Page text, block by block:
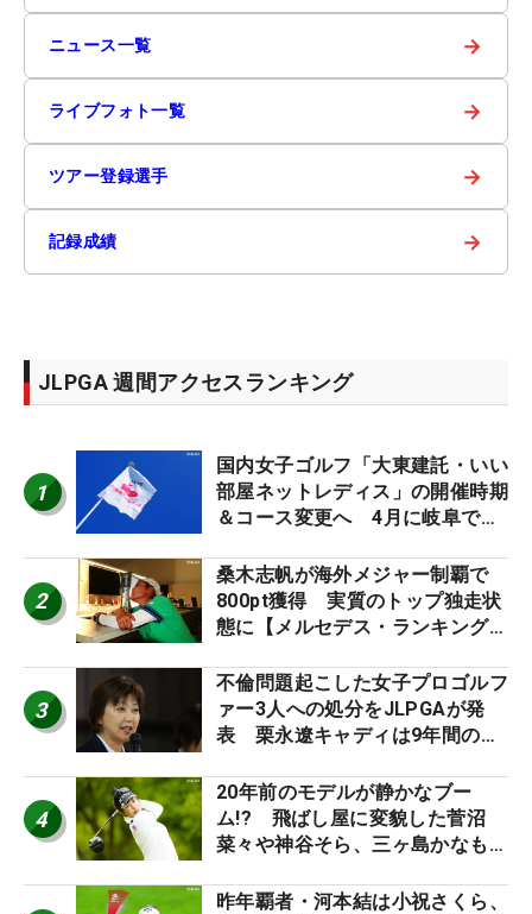
ニュース一覧 →
ライブフォト一覧 →
ツアー登録選手 →
記録成績 →
JLPGA 週間アクセスランキング
1
国内女子ゴルフ「大東建託・いい
部屋ネットレディス」の開催時期
＆コース変更へ 4月に岐阜で開
2
桑木志帆が海外メジャー制覇で
800pt獲得 実質のトップ独走状
態に【メルセデス・ランキング番
3
不倫問題起こした女子プロゴルフ
ァー3人への処分をJLPGAが発
表 栗永遼キャディは9年間の立
4
20年前のモデルが静かなブー
ム!? 飛ばし屋に変貌した菅沼
菜々や神谷そら、三ヶ島かなも使
ロたちの“飛ばしギア”】
昨年覇者・河本結は小祝さくら、